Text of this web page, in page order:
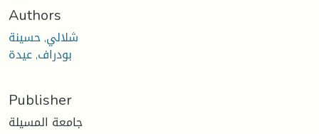
Authors
شلالي, حسينة
بودراف, عيدة
Publisher
جامعة المسيلة